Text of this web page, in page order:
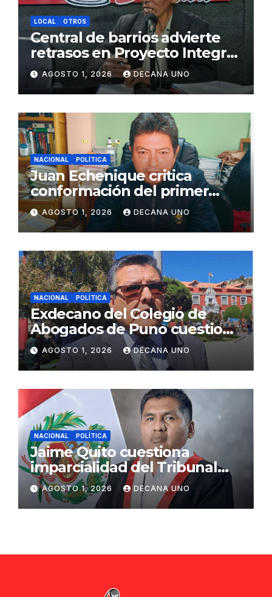
LOCAL OTROS
Central de barrios advierte
retrasos en Proyecto Integral
de Agua y Alcantarillado para
Juliaca
AGOSTO 1, 2026 DECANA UNO
NACIONAL POLÍTICA
Juan Echenique critica
conformación del primer
gabinete ministerial de Keiko
Fujimori
AGOSTO 1, 2026 DECANA UNO
NACIONAL POLÍTICA
Exdecano del Colegio de
Abogados de Puno cuestiona
propuestas sobre seguridad
ciudadana
AGOSTO 1, 2026 DECANA UNO
NACIONAL POLÍTICA
Jaime Quito cuestiona
imparcialidad del Tribunal
Constitucional tras liberación
de Ollanta Humala
AGOSTO 1, 2026 DECANA UNO